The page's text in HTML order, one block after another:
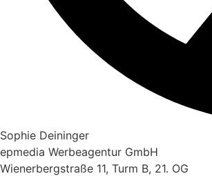
Sophie Deininger
epmedia Werbeagentur GmbH
Wienerbergstraße 11, Turm B, 21. OG